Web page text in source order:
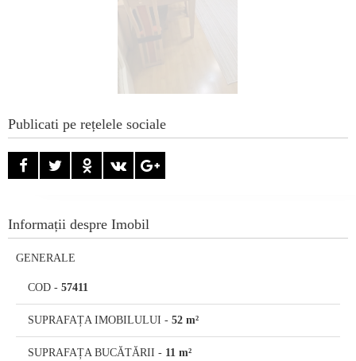
Publicati pe rețelele sociale
Informații despre Imobil
GENERALE
COD - 57411
SUPRAFAȚA IMOBILULUI - 52 m²
SUPRAFAȚA BUCĂTĂRII - 11 m²